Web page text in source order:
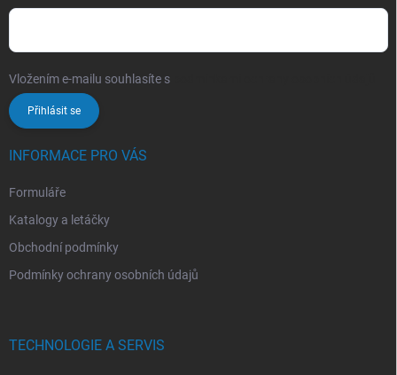
Vložením e-mailu souhlasíte s
Přihlásit se
INFORMACE PRO VÁS
Formuláře
Katalogy a letáčky
Obchodní podmínky
Podmínky ochrany osobních údajů
TECHNOLOGIE A SERVIS